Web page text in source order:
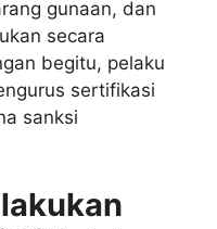
gunaan, dan
secara
begitu, pelaku
sertifikasi
sanksi